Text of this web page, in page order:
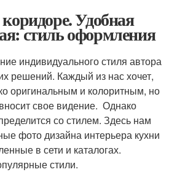
Удобная
стиль оформления
индивидуального стиля автора
решений. Каждый из нас хочет,
оригинальным и колоритным, но
свое видение. Однако
со стилем. Здесь нам
фото дизайна интерьера кухни
в сети и каталогах.
стили.